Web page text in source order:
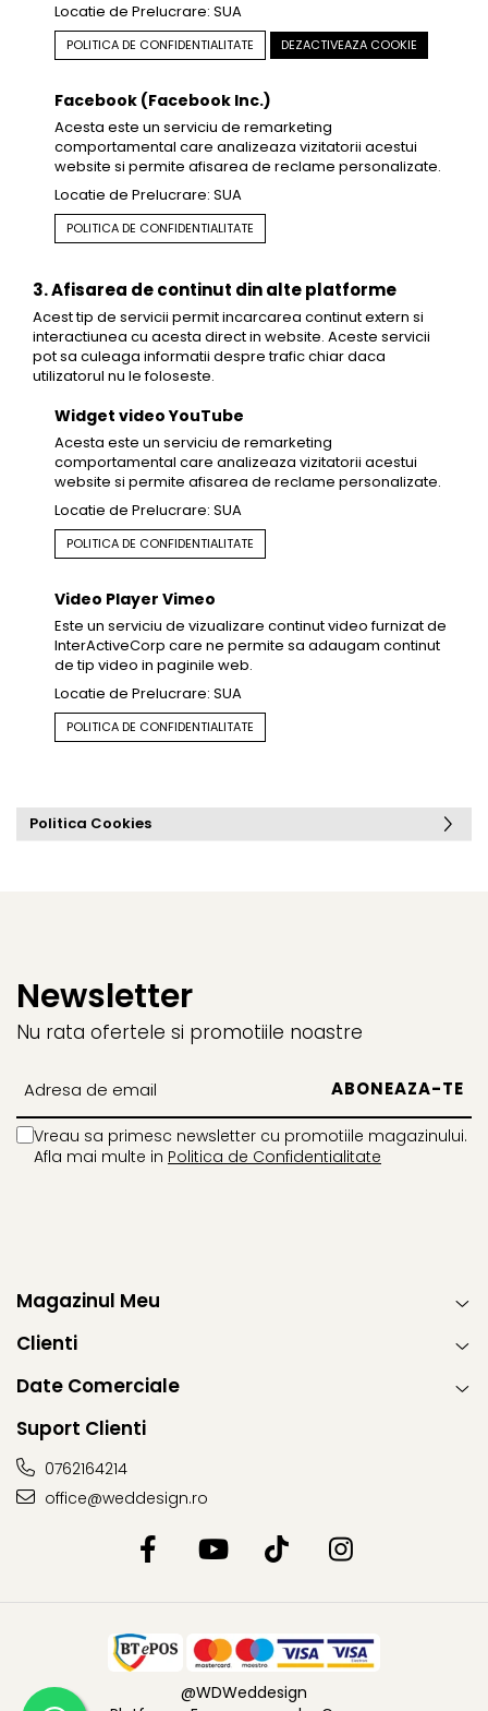
Locatie de Prelucrare: SUA
POLITICA DE CONFIDENTIALITATE DEZACTIVEAZA COOKIE
Facebook (Facebook Inc.)
Acesta este un serviciu de remarketing
comportamental care analizeaza vizitatorii acestui
website si permite afisarea de reclame personalizate.
Locatie de Prelucrare: SUA
POLITICA DE CONFIDENTIALITATE
3. Afisarea de continut din alte platforme
Acest tip de servicii permit incarcarea continut extern si
interactiunea cu acesta direct in website. Aceste servicii
pot sa culeaga informatii despre trafic chiar daca
utilizatorul nu le foloseste.
Widget video YouTube
Acesta este un serviciu de remarketing
comportamental care analizeaza vizitatorii acestui
website si permite afisarea de reclame personalizate.
Locatie de Prelucrare: SUA
POLITICA DE CONFIDENTIALITATE
Video Player Vimeo
Este un serviciu de vizualizare continut video furnizat de
InterActiveCorp care ne permite sa adaugam continut
de tip video in paginile web.
Locatie de Prelucrare: SUA
POLITICA DE CONFIDENTIALITATE
Politica Cookies
Newsletter
Nu rata ofertele si promotiile noastre
Vreau sa primesc newsletter cu promotiile magazinului.
Afla mai multe in Politica de Confidentialitate
Magazinul Meu
Clienti
Date Comerciale
Suport Clienti
0762164214
office@weddesign.ro
@WDWeddesign